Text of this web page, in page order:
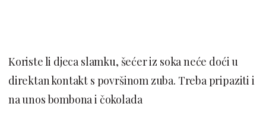
Koriste li djeca slamku, šećer iz soka neće doći u
direktan kontakt s površinom zuba. Treba pripaziti i
na unos bombona i čokolada